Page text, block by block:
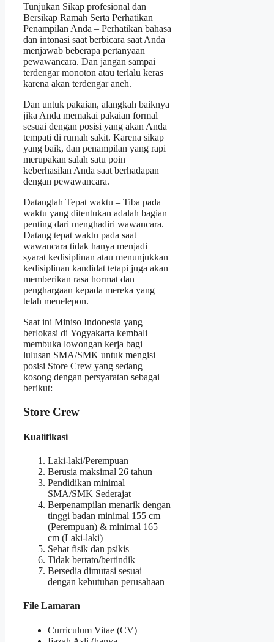
Tunjukan Sikap profesional dan
Bersikap Ramah Serta Perhatikan
Penampilan Anda – Perhatikan bahasa
dan intonasi saat berbicara saat Anda
menjawab beberapa pertanyaan
pewawancara. Dan jangan sampai
terdengar monoton atau terlalu keras
karena akan terdengar aneh.
Dan untuk pakaian, alangkah baiknya
jika Anda memakai pakaian formal
sesuai dengan posisi yang akan Anda
tempati di rumah sakit. Karena sikap
yang baik, dan penampilan yang rapi
merupakan salah satu poin
keberhasilan Anda saat berhadapan
dengan pewawancara.
Datanglah Tepat waktu – Tiba pada
waktu yang ditentukan adalah bagian
penting dari menghadiri wawancara.
Datang tepat waktu pada saat
wawancara tidak hanya menjadi
syarat kedisiplinan atau menunjukkan
kedisiplinan kandidat tetapi juga akan
memberikan rasa hormat dan
penghargaan kepada mereka yang
telah menelepon.
Saat ini Miniso Indonesia yang
berlokasi di Yogyakarta kembali
membuka lowongan kerja bagi
lulusan SMA/SMK untuk mengisi
posisi Store Crew yang sedang
kosong dengan persyaratan sebagai
berikut:
Store Crew
Kualifikasi
Laki-laki/Perempuan
Berusia maksimal 26 tahun
Pendidikan minimal
SMA/SMK Sederajat
Berpenampilan menarik dengan
tinggi badan minimal 155 cm
(Perempuan) & minimal 165
cm (Laki-laki)
Sehat fisik dan psikis
Tidak bertato/bertindik
Bersedia dimutasi sesuai
dengan kebutuhan perusahaan
File Lamaran
Curriculum Vitae (CV)